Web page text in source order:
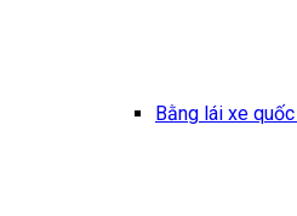
Bằng lái xe